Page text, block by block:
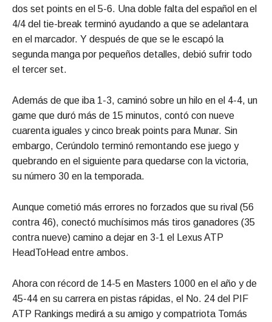
dos set points en el 5-6. Una doble falta del español en el
4/4 del tie-break terminó ayudando a que se adelantara
en el marcador. Y después de que se le escapó la
segunda manga por pequeños detalles, debió sufrir todo
el tercer set.
Además de que iba 1-3, caminó sobre un hilo en el 4-4, un
game que duró más de 15 minutos, contó con nueve
cuarenta iguales y cinco break points para Munar. Sin
embargo, Cerúndolo terminó remontando ese juego y
quebrando en el siguiente para quedarse con la victoria,
su número 30 en la temporada.
Aunque cometió más errores no forzados que su rival (56
contra 46), conectó muchísimos más tiros ganadores (35
contra nueve) camino a dejar en 3-1 el Lexus ATP
HeadToHead entre ambos.
Ahora con récord de 14-5 en Masters 1000 en el año y de
45-44 en su carrera en pistas rápidas, el No. 24 del PIF
ATP Rankings medirá a su amigo y compatriota Tomás